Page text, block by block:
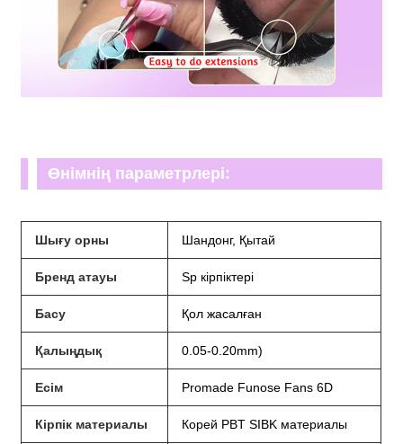
Өнімнің параметрлері:
Шығу орны Шандонг, Қытай
Бренд атауы Sp кірпіктері
Басу Қол жасалған
Қалыңдық 0.05-0.20mm)
Есім Promade Funose Fans 6D
Кірпік материалы Корей PBT SIBK материалы